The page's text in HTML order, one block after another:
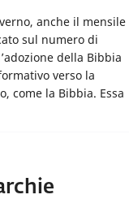
anche il mensile
sul numero di
della Bibbia
verso la
come la Bibbia. Essa